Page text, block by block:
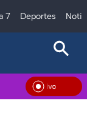
7 Deportes
En